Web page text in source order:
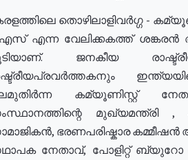
തൊഴിലാളിവർഗ്ഗ -
എന്ന വേലിക്കകത്ത് ശങ്കരൻ
ജനകീയ
കമ്യൂണിസ്റ്റ്
മുഖ്യമന്ത്രി ,
ഭരണപരിഷ്കാര
നേതാവ്, പോളിറ്റ് ബ്യുറോ